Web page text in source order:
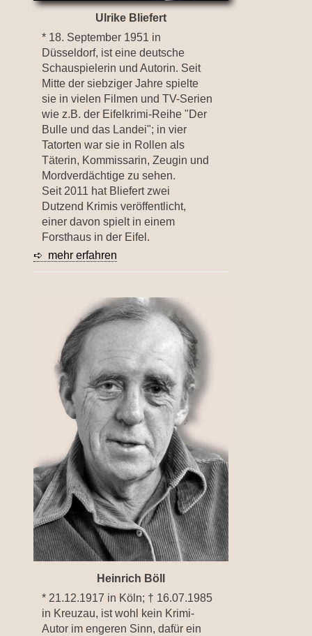
Ulrike Bliefert
* 18. September 1951 in
Düsseldorf, ist eine deutsche
Schauspielerin und Autorin. Seit
Mitte der siebziger Jahre spielte
sie in vielen Filmen und TV-Serien
wie z.B. der Eifelkrimi-Reihe "Der
Bulle und das Landei"; in vier
Tatorten war sie in Rollen als
Täterin, Kommissarin, Zeugin und
Mordverdächtige zu sehen.
Seit 2011 hat Bliefert zwei
Dutzend Krimis veröffentlicht,
einer davon spielt in einem
Forsthaus in der Eifel.
➪ mehr erfahren
Heinrich Böll
* 21.12.1917 in Köln; † 16.07.1985
in Kreuzau, ist wohl kein Krimi-
Autor im engeren Sinn, dafür ein